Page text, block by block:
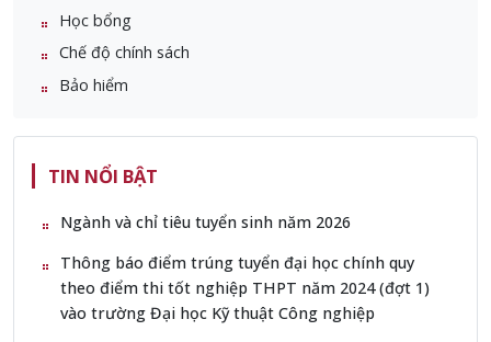
Học bổng
Chế độ chính sách
Bảo hiểm
TIN NỔI BẬT
Ngành và chỉ tiêu tuyển sinh năm 2026
Thông báo điểm trúng tuyển đại học chính quy
theo điểm thi tốt nghiệp THPT năm 2024 (đợt 1)
vào trường Đại học Kỹ thuật Công nghiệp